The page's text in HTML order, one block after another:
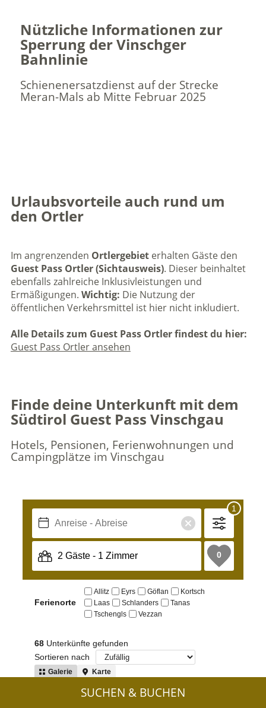
Nützliche Informationen zur
Sperrung der Vinschger
Bahnlinie
Schienenersatzdienst auf der Strecke
Meran-Mals ab Mitte Februar 2025
Urlaubsvorteile auch rund um
den Ortler
Im angrenzenden Ortlergebieterhalten Gäste den
Guest Pass Ortler (Sichtausweis). Dieser beinhaltet
ebenfalls zahlreiche Inklusivleistungen und
Ermäßigungen. Wichtig: Die Nutzung der
öffentlichen Verkehrsmittel ist hier nicht inkludiert.
Alle Details zum Guest Pass Ortler findest du hier:
Guest Pass Ortler ansehen
Finde deine Unterkunft mit dem
Südtirol Guest Pass Vinschgau
Hotels, Pensionen, Ferienwohnungen und
Campingplätze im Vinschgau
SUCHEN & BUCHEN